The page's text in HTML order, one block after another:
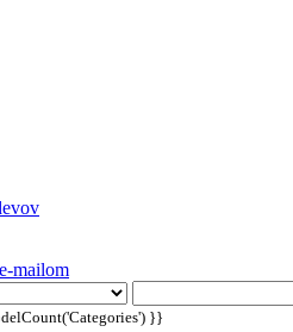
mailom
}}